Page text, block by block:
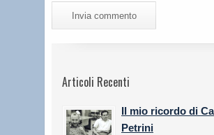
Articoli Recenti
Il mio ricordo di
Petrini